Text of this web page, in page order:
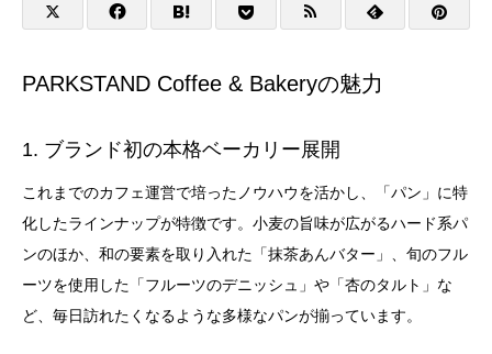
PARKSTAND Coffee & Bakeryの魅力
1. ブランド初の本格ベーカリー展開
これまでのカフェ運営で培ったノウハウを活かし、「パン」に特
化したラインナップが特徴です。小麦の旨味が広がるハード系パ
ンのほか、和の要素を取り入れた「抹茶あんバター」、旬のフル
ーツを使用した「フルーツのデニッシュ」や「杏のタルト」な
ど、毎日訪れたくなるような多様なパンが揃っています。